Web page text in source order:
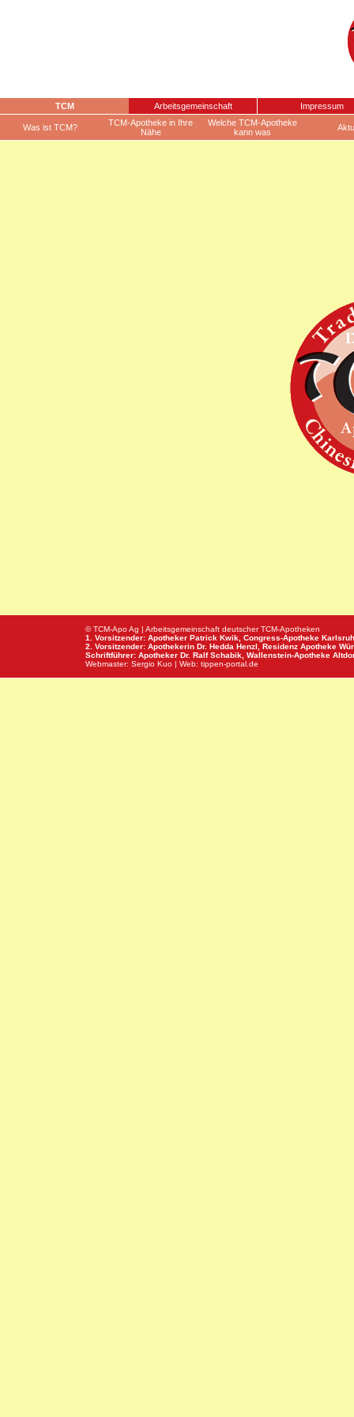
TCM Arbeitsgemeinschaft Impressum
Was ist TCM?
TCM-Apotheke in Ihre
Nähe
Welche TCM-Apotheke
kann was
© TCM-Apo Ag | Arbeitsgemeinschaft deutscher TCM-Apotheken
1. Vorsitzender: Apotheker Patrick Kwik, Congress-Apotheke
2. Vorsitzender: Apothekerin Dr. Hedda Henzl, Residenz Apotheke
Schriftführer: Apotheker Dr. Ralf Schabik, Wallenstein-Apotheke
Webmaster: Sergio Kuo | Web: tippen-portal.de